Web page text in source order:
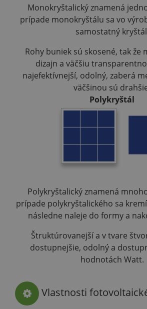
Monokryštalický znamená
prípade monokryštálu sa vo
samostatný
Rohy buniek sú skosené, tak že
dizajn a väčšiu
najefektívnejší, odolný, zaberá
väčšinou sú
Polykryštál
Polykryštalický znamená
prípade polykryštalického sa
následne naleje do formy a
Štruktúrovanejší a v tvare
dostupnejšie, odolný a
hodnotách Watt.
Vlastnosti